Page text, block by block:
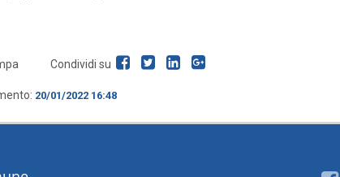
Condividi su
20/01/2022 16:48